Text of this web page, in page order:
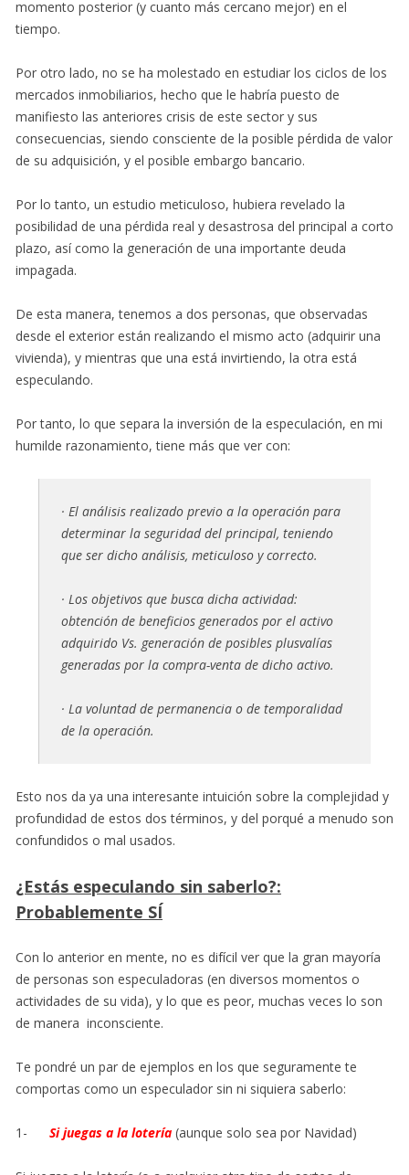
momento posterior (y cuanto más cercano mejor) en el
tiempo.
Por otro lado, no se ha molestado en estudiar los ciclos de los
mercados inmobiliarios, hecho que le habría puesto de
manifiesto las anteriores crisis de este sector y sus
consecuencias, siendo consciente de la posible pérdida de valor
de su adquisición, y el posible embargo bancario.
Por lo tanto, un estudio meticuloso, hubiera revelado la
posibilidad de una pérdida real y desastrosa del principal a corto
plazo, así como la generación de una importante deuda
impagada.
De esta manera, tenemos a dos personas, que observadas
desde el exterior están realizando el mismo acto (adquirir una
vivienda), y mientras que una está invirtiendo, la otra está
especulando.
Por tanto, lo que separa la inversión de la especulación, en mi
humilde razonamiento, tiene más que ver con:
· El análisis realizado previo a la operación para
determinar la seguridad del principal, teniendo
que ser dicho análisis, meticuloso y correcto.
· Los objetivos que busca dicha actividad:
obtención de beneficios generados por el activo
adquirido Vs. generación de posibles plusvalías
generadas por la compra-venta de dicho activo.
· La voluntad de permanencia o de temporalidad
de la operación.
Esto nos da ya una interesante intuición sobre la complejidad y
profundidad de estos dos términos, y del porqué a menudo son
confundidos o mal usados.
¿Estás especulando sin saberlo?:
Probablemente SÍ
Con lo anterior en mente, no es difícil ver que la gran mayoría
de personas son especuladoras (en diversos momentos o
actividades de su vida), y lo que es peor, muchas veces lo son
de manera inconsciente.
Te pondré un par de ejemplos en los que seguramente te
comportas como un especulador sin ni siquiera saberlo:
1- Si juegas a la lotería (aunque solo sea por Navidad)